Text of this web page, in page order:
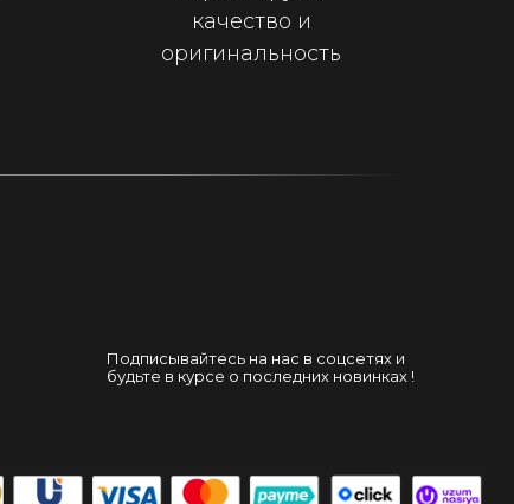
качество и
оригинальность
Подписывайтесь на нас в соцсетях и
будьте в курсе о последних новинках !